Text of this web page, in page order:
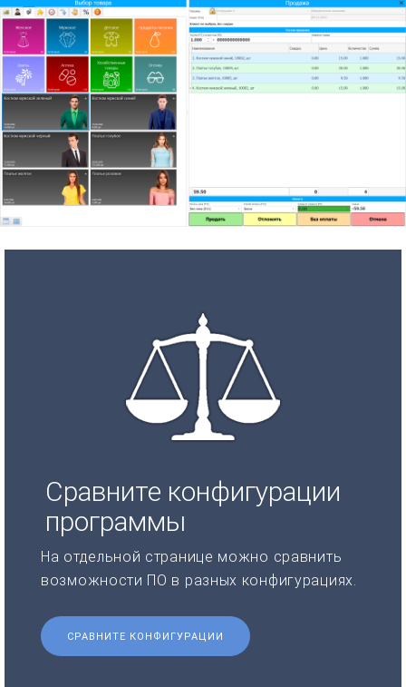
Сравните конфигурации
программы
На отдельной странице можно сравнить
возможности ПО в разных конфигурациях.
СРАВНИТЕ КОНФИГУРАЦИИ